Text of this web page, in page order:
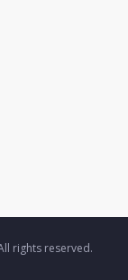
rights reserved.